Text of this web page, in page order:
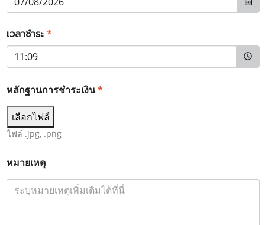
เวลาชำระ *
หลักฐานการชำระเงิน*
เลือกไฟล์
ไฟล์ .jpg, .png
หมายเหตุ